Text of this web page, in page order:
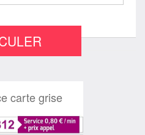
carte grise